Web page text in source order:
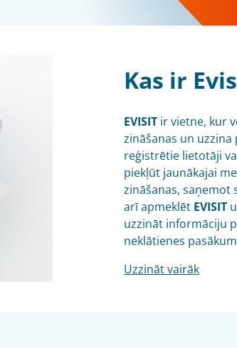
Kas ir
EVISIT ir vietne, kur
zināšanas un
reģistrētie lietotāji
piekļūt jaunākajai
zināšanas,
arī apmeklēt EVISIT
uzzināt informāciju
neklātienes
Uzzināt vairāk